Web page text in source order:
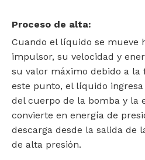
Proceso de alta:
Cuando el líquido se mueve
impulsor, su velocidad y
su valor máximo debido a
este punto, el líquido
del cuerpo de la bomba y la
convierte en energía de
descarga desde la salida de
de alta presión.